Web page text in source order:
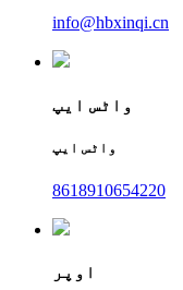
info@hbxinqi.cn
واٹس ایپ
واٹس ایپ
8618910654220
اوپر